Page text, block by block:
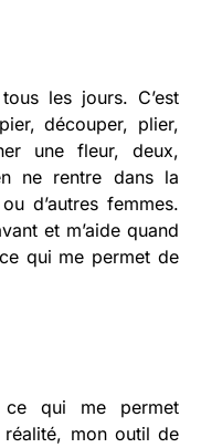
les jours. C’est
découper, plier,
une fleur, deux,
ne rentre dans la
d’autres femmes.
et m’aide quand
qui me permet de
ce qui me permet
réalité, mon outil de